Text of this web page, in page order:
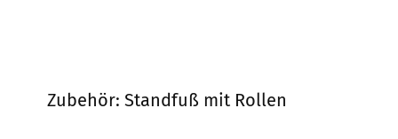
Zubehör: Standfuß mit Rollen